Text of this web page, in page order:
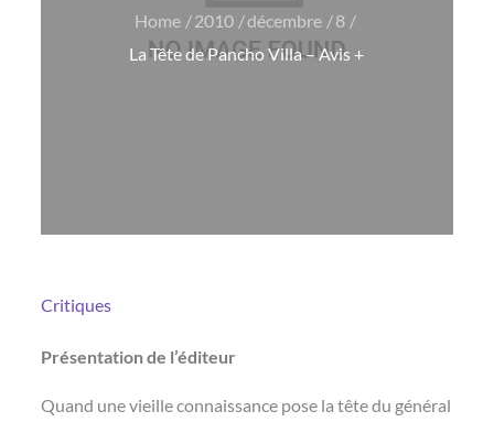
Home 2010 décembre
8
La Tête de Pancho Villa – Avis +
Critiques
Présentation de l’éditeur
Quand une vieille connaissance pose la tête du général